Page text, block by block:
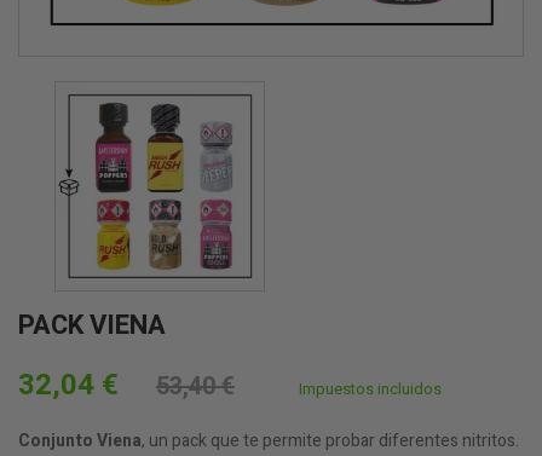
PACK VIENA
32,04 € 53,40 € Impuestos incluidos
Conjunto Viena, un pack que te permite probar diferentes nitritos.